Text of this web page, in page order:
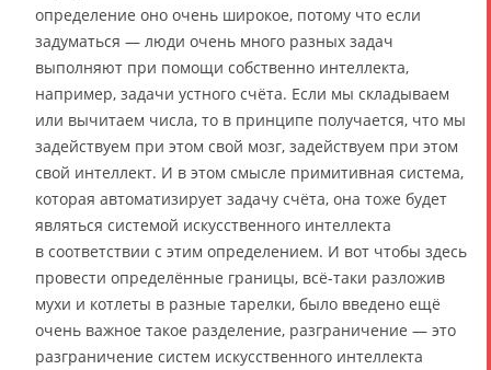
определение оно очень широкое, потому что если
задуматься — люди очень много разных задач
выполняют при помощи собственно интеллекта,
например, задачи устного счёта. Если мы складываем
или вычитаем числа, то в принципе получается, что мы
задействуем при этом свой мозг, задействуем при этом
свой интеллект. И в этом смысле примитивная система,
которая автоматизирует задачу счёта, она тоже будет
являться системой искусственного интеллекта
в соответствии с этим определением. И вот чтобы здесь
провести определённые границы, всё-таки разложив
мухи и котлеты в разные тарелки, было введено ещё
очень важное такое разделение, разграничение — это
разграничение систем искусственного интеллекта